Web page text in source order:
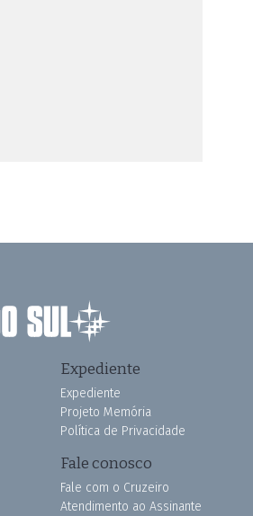
Expediente
Expediente
Projeto Memória
Política de Privacidade
Fale conosco
Fale com o Cruzeiro
Atendimento ao Assinante